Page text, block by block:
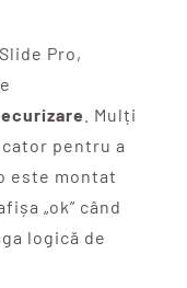
Pro,
. Mulți
pentru a
este montat
„ok” când
logică de